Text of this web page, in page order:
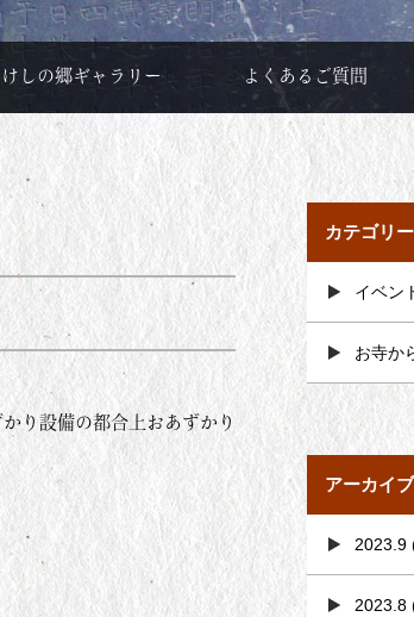
けしの郷ギャラリー よくあるご質問
り設備の都合上おあずかり
カテゴリー
イベン
お寺か
アーカイブ
2023.9
2023.8